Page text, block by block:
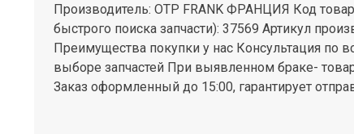
Производитель: OTP FRANK ФРАНЦИЯ Код
быстрого поиска запчасти): 37569 Артикул
Преимущества покупки у нас Консультация по
выборе запчастей При выявленном браке-
Заказ оформленный до 15:00, гарантирует